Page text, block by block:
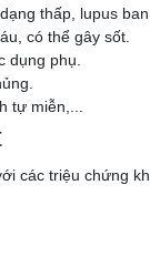
thấp, lupus
có thể gây sốt.
dụng phụ.
tự miễn,...
các triệu chứng